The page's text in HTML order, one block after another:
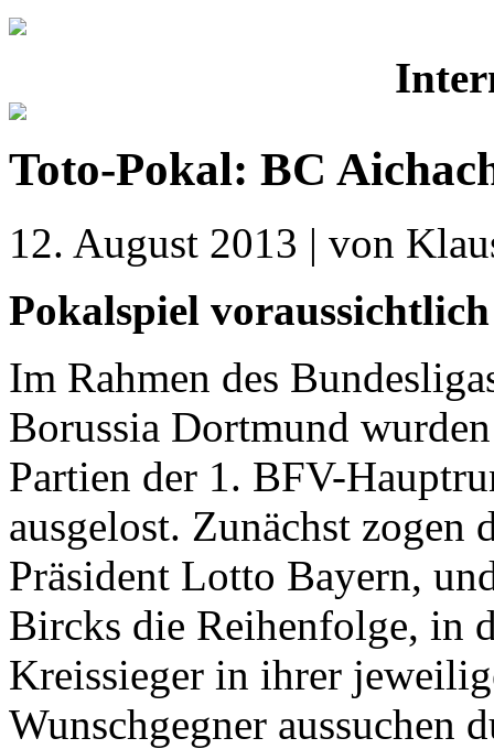
Toto-Pokal: BC
12. August 2013 | von
Pokalspiel
Im Rahmen des
Borussia Dortmund
Partien der 1. BFV-
ausgelost. Zunächst
Präsident Lotto Bayern,
Bircks die Reihenfolge, in
Kreissieger in ihrer
Wunschgegner aussuchen